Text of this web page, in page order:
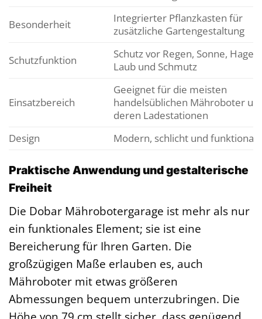
Besonderheit
Integrierter Pflanzkasten für
zusätzliche Gartengestaltung
Schutzfunktion
Schutz vor Regen, Sonne, Hagel,
Laub und Schmutz
Einsatzbereich
Geeignet für die meisten
handelsüblichen Mähroboter
deren Ladestationen
Design
Modern, schlicht und funktional
Praktische Anwendung und gestalterische
Freiheit
Die Dobar Mährobotergarage ist mehr als nur
ein funktionales Element; sie ist eine
Bereicherung für Ihren Garten. Die
großzügigen Maße erlauben es, auch
Mähroboter mit etwas größeren
Abmessungen bequem unterzubringen. Die